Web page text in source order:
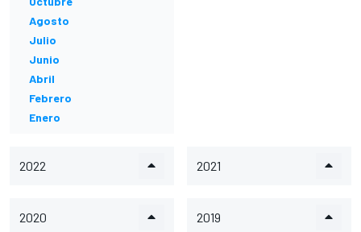
Agosto
Julio
Junio
Abril
Febrero
Enero
2022 2021
2020 2019